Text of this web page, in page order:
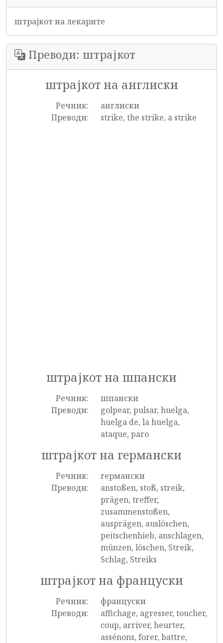
штрајкот на лекарите
Преводи: штрајкот
штрајкот на англиски
Речник:
англиски
Преводи:
strike, the strike, a strike
штрајкот на шпански
Речник:
шпански
Преводи:
golpear, pulsar, huelga,
huelga de, la huelga,
ataque, paro
штрајкот на германски
Речник:
германски
Преводи:
anstoßen, stoß, streik,
prägen, treffer,
zusammenstoßen,
ausprägen, auslöschen,
peitschenhieb, anschlagen,
münzen, löschen, Streik,
Schlag, Streiks
штрајкот на француски
Речник:
француски
Преводи:
affichage, agresser, toucher,
coup, arriver, heurter,
assénons, forer, battre,